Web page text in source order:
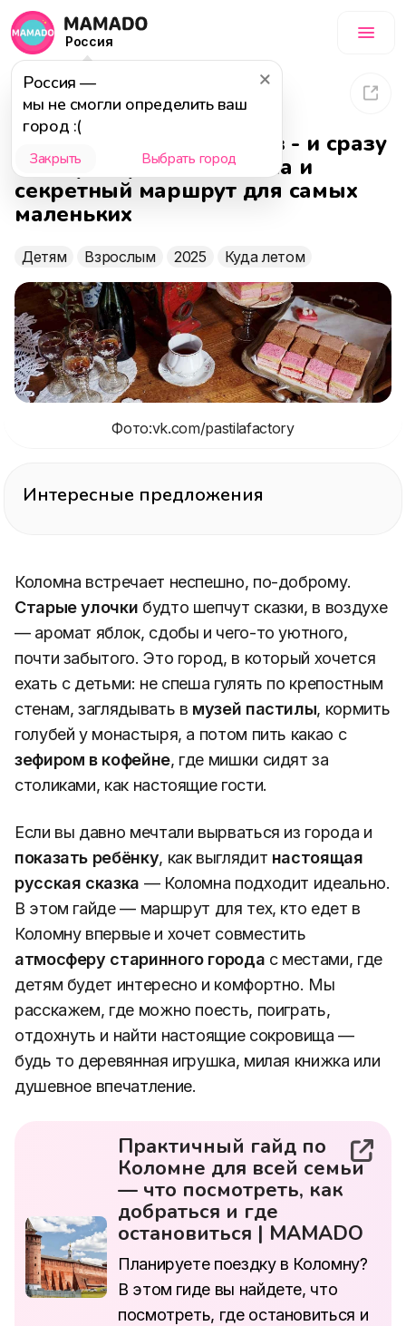
Россия
Россия —
мы не смогли определить ваш
город :(
Закрыть Выбрать город
10 803
В Коломну в первый раз - и сразу
восторг: Кремль, пастила и
секретный маршрут для самых
маленьких
Детям Взрослым 2025 Куда летом
Фото:vk.com/pastilafactory
Интересные предложения
Коломна встречает неспешно, по-доброму.
Старые улочки будто шепчут сказки, в воздухе
— аромат яблок, сдобы и чего-то уютного,
почти забытого. Это город, в который хочется
ехать с детьми: не спеша гулять по крепостным
стенам, заглядывать в музей пастилы, кормить
голубей у монастыря, а потом пить какао с
зефиром в кофейне, где мишки сидят за
столиками, как настоящие гости.
Если вы давно мечтали вырваться из города и
показать ребёнку, как выглядит настоящая
русская сказка — Коломна подходит идеально.
В этом гайде — маршрут для тех, кто едет в
Коломну впервые и хочет совместить
атмосферу старинного города с местами, где
детям будет интересно и комфортно. Мы
расскажем, где можно поесть, поиграть,
отдохнуть и найти настоящие сокровища —
будь то деревянная игрушка, милая книжка или
душевное впечатление.
Практичный гайд по
Коломне для всей семьи
— что посмотреть, как
добраться и где
остановиться | MAMADO
Планируете поездку в Коломну?
В этом гиде вы найдете, что
посмотреть, где остановиться и